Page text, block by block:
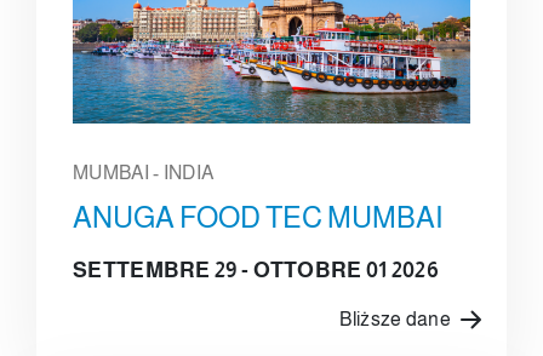
MUMBAI - INDIA
ANUGA FOOD TEC MUMBAI
SETTEMBRE 29 - OTTOBRE 01 2026
Bliższe dane